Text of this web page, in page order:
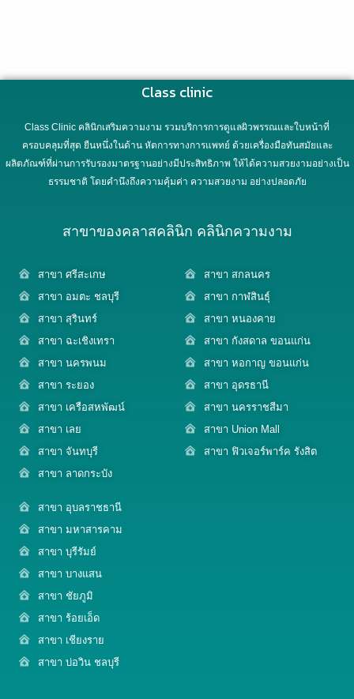
Class clinic
Class Clinic คลินิกเสริมความงาม รวมบริการการดูแลผิวพรรณและใบหน้าที่
ครอบคลุมที่สุด ยืนหนึ่งในด้าน หัตการทางการแพทย์ ด้วยเครื่องมือทันสมัยและ
ผลิตภัณฑ์ที่ผ่านการรับรองมาตรฐานอย่างมีประสิทธิภาพ ให้ได้ความสวยงามอย่างเป็น
ธรรมชาติ โดยคำนึงถึงความคุ้มค่า ความสวยงาม อย่างปลอดภัย
สาขาของคลาสคลินิก คลินิกความงาม
สาขา ศรีสะเกษ
สาขา อมตะ ชลบุรี
สาขา สุรินทร์
สาขา ฉะเชิงเทรา
สาขา นครพนม
สาขา ระยอง
สาขา เครือสหพัฒน์
สาขา เลย
สาขา จันทบุรี
สาขา ลาดกระบัง
สาขา สกลนคร
สาขา กาฬสินธุ์
สาขา หนองคาย
สาขา กังสดาล ขอนแก่น
สาขา หอกาญ ขอนแก่น
สาขา อุดรธานี
สาขา นครราชสีมา
สาขา Union Mall
สาขา ฟิวเจอร์พาร์ค รังสิต
สาขา อุบลราชธานี
สาขา มหาสารคาม
สาขา บุรีรัมย์
สาขา บางแสน
สาขา ชัยภูมิ
สาขา ร้อยเอ็ด
สาขา เชียงราย
สาขา บ่อวิน ชลบุรี